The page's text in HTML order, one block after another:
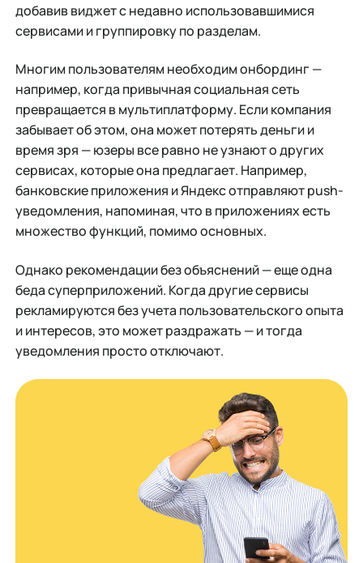
добавив виджет с недавно использовавшимися
сервисами и группировку по разделам.
Многим пользователям необходим онбординг —
например, когда привычная социальная сеть
превращается в мультиплатформу. Если компания
забывает об этом, она может потерять деньги и
время зря — юзеры все равно не узнают о других
сервисах, которые она предлагает. Например,
банковские приложения и Яндекс отправляют push-
уведомления, напоминая, что в приложениях есть
множество функций, помимо основных.
Однако рекомендации без объяснений — еще одна
беда суперприложений. Когда другие сервисы
рекламируются без учета пользовательского опыта
и интересов, это может раздражать — и тогда
уведомления просто отключают.